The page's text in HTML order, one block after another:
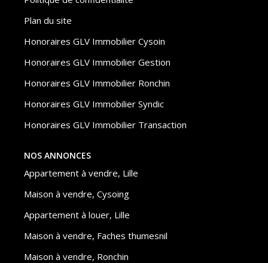
Plan du site
Honoraires GLV Immobilier Cysoin
Honoraires GLV Immobilier Gestion
Honoraires GLV Immobilier Ronchin
Honoraires GLV Immobilier Syndic
Honoraires GLV Immobilier Transaction
NOS ANNONCES
Appartement à vendre, Lille
Maison à vendre, Cysoing
Appartement à louer, Lille
Maison à vendre, Faches thumesnil
Maison à vendre, Ronchin